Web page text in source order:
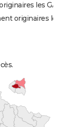
les
originaires